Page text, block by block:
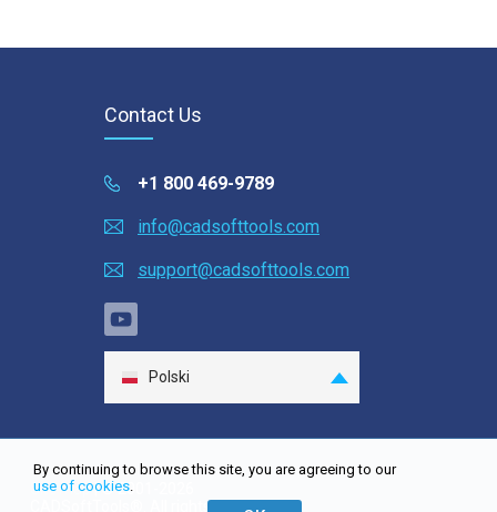
By continuing to browse this site, you are agreeing to our
use of cookies.
Contact Us
+1 800 469-9789
info@cadsofttools.com
support@cadsofttools.com
Polski
Site map| © 2001-2026
CADSoftTools®. All rights